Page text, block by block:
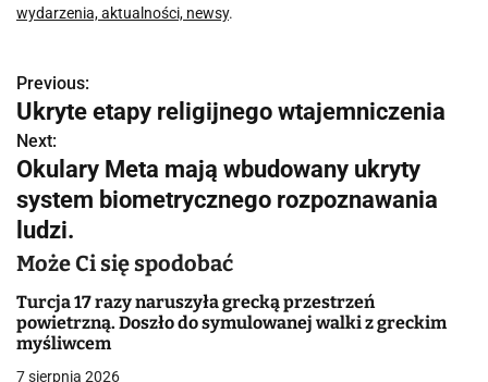
wydarzenia, aktualności, newsy.
N
a
w
i
g
a
c
Previous:
Ukryte etapy religijnego wtajemniczenia
Next:
Okulary Meta mają wbudowany ukryty
system biometrycznego rozpoznawania
ludzi.
Może Ci się spodobać
Turcja 17 razy naruszyła grecką przestrzeń
powietrzną. Doszło do symulowanej walki z greckim
myśliwcem
7 sierpnia 2026